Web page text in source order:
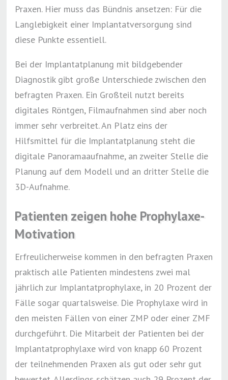
Praxen. Hier muss das Bündnis ansetzen: Für die
Langlebigkeit einer Implantatversorgung sind
diese Punkte essentiell.
Bei der Implantatplanung mit bildgebender
Diagnostik gibt große Unterschiede zwischen den
befragten Praxen. Ein Großteil nutzt bereits
digitales Röntgen, Filmaufnahmen sind aber noch
immer sehr verbreitet. An Platz eins der
Hilfsmittel für die Implantatplanung steht die
digitale Panoramaaufnahme, an zweiter Stelle die
Planung auf dem Modell und an dritter Stelle die
3D-Aufnahme.
Patienten zeigen hohe Prophylaxe-
Motivation
Erfreulicherweise kommen in den befragten Praxen
praktisch alle Patienten mindestens zwei mal
jährlich zur Implantatprophylaxe, in 20 Prozent der
Fälle sogar quartalsweise. Die Prophylaxe wird in
den meisten Fällen von einer ZMP oder einer ZMF
durchgeführt. Die Mitarbeit der Patienten bei der
Implantatprophylaxe wird von knapp 60 Prozent
der teilnehmenden Praxen als gut oder sehr gut